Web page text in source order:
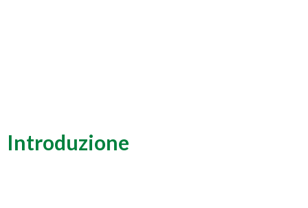
Introduzione